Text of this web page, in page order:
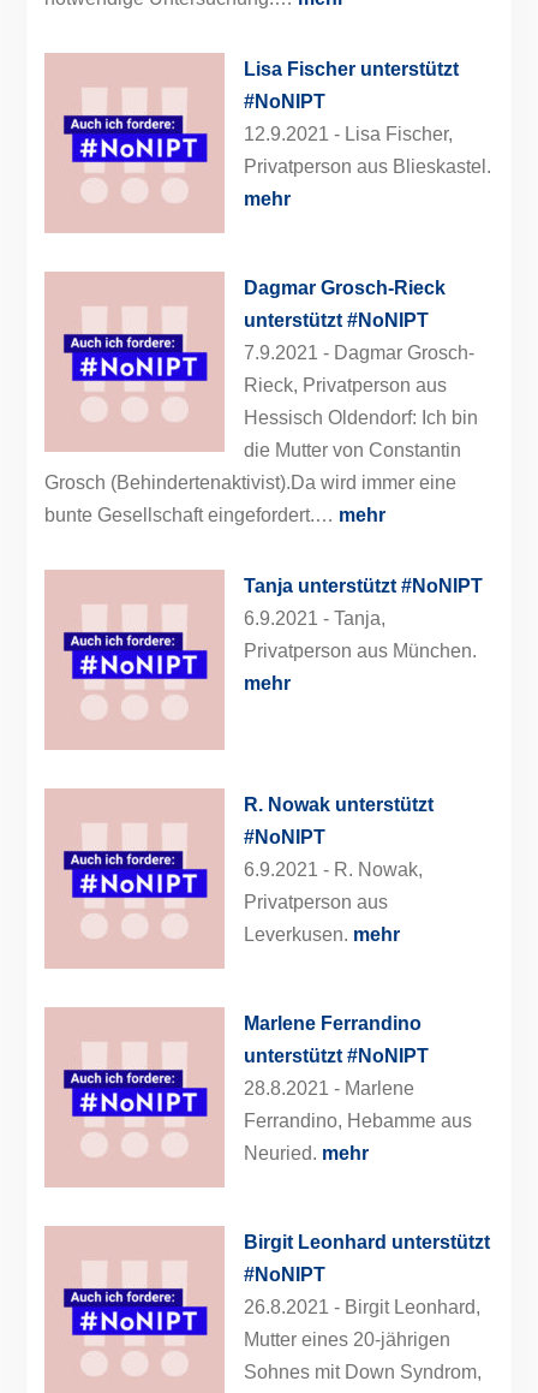
Lisa Fischer unterstützt
#NoNIPT
12.9.2021 - Lisa Fischer,
Privatperson aus Blieskastel.
mehr
Dagmar Grosch-Rieck
unterstützt #NoNIPT
7.9.2021 - Dagmar Grosch-
Rieck, Privatperson aus
Hessisch Oldendorf: Ich bin
die Mutter von Constantin
Grosch (Behindertenaktivist).Da wird immer eine
bunte Gesellschaft eingefordert.… mehr
Tanja unterstützt #NoNIPT
6.9.2021 - Tanja,
Privatperson aus München.
mehr
R. Nowak unterstützt
#NoNIPT
6.9.2021 - R. Nowak,
Privatperson aus
Leverkusen. mehr
Marlene Ferrandino
unterstützt #NoNIPT
28.8.2021 - Marlene
Ferrandino, Hebamme aus
Neuried. mehr
Birgit Leonhard unterstützt
#NoNIPT
26.8.2021 - Birgit Leonhard,
Mutter eines 20-jährigen
Sohnes mit Down Syndrom,